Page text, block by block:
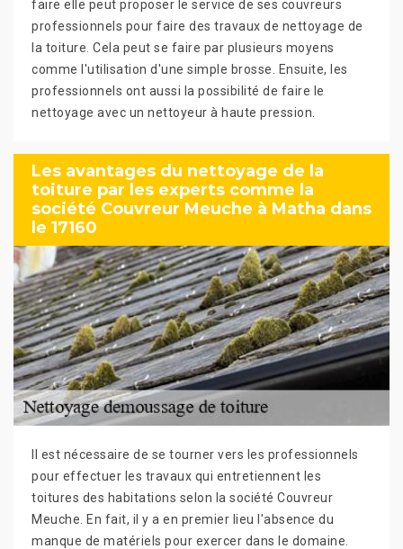
faire elle peut proposer le service de ses couvreurs
professionnels pour faire des travaux de nettoyage de
la toiture. Cela peut se faire par plusieurs moyens
comme l'utilisation d'une simple brosse. Ensuite, les
professionnels ont aussi la possibilité de faire le
nettoyage avec un nettoyeur à haute pression.
Les avantages du nettoyage de la
toiture par les experts comme la
société Couvreur Meuche à Matha dans
le 17160
Il est nécessaire de se tourner vers les professionnels
pour effectuer les travaux qui entretiennent les
toitures des habitations selon la société Couvreur
Meuche. En fait, il y a en premier lieu l'absence du
manque de matériels pour exercer dans le domaine.